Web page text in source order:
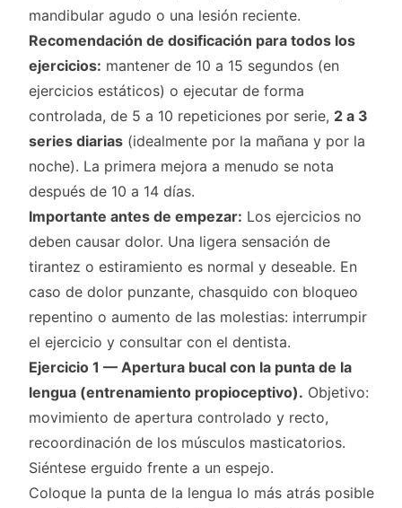
mandibular agudo o una lesión reciente.
Recomendación de dosificación para todos los
ejercicios: mantener de 10 a 15 segundos (en
ejercicios estáticos) o ejecutar de forma
controlada, de 5 a 10 repeticiones por serie, 2 a 3
series diarias (idealmente por la mañana y por la
noche). La primera mejora a menudo se nota
después de 10 a 14 días.
Importante antes de empezar: Los ejercicios no
deben causar dolor. Una ligera sensación de
tirantez o estiramiento es normal y deseable. En
caso de dolor punzante, chasquido con bloqueo
repentino o aumento de las molestias: interrumpir
el ejercicio y consultar con el dentista.
Ejercicio 1 — Apertura bucal con la punta de la
lengua (entrenamiento propioceptivo). Objetivo:
movimiento de apertura controlado y recto,
recoordinación de los músculos masticatorios.
Siéntese erguido frente a un espejo.
Coloque la punta de la lengua lo más atrás posible